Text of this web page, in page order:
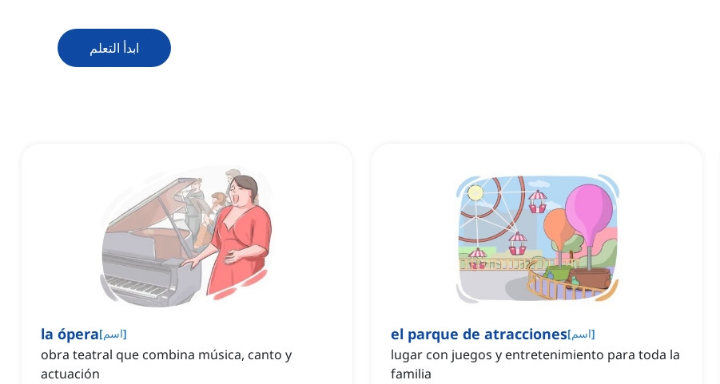
ابدأ التعلم
la ópera[اسم]
obra teatral que combina música, canto y
actuación
el parque de atracciones[اسم]
lugar con juegos y entretenimiento para toda la
familia